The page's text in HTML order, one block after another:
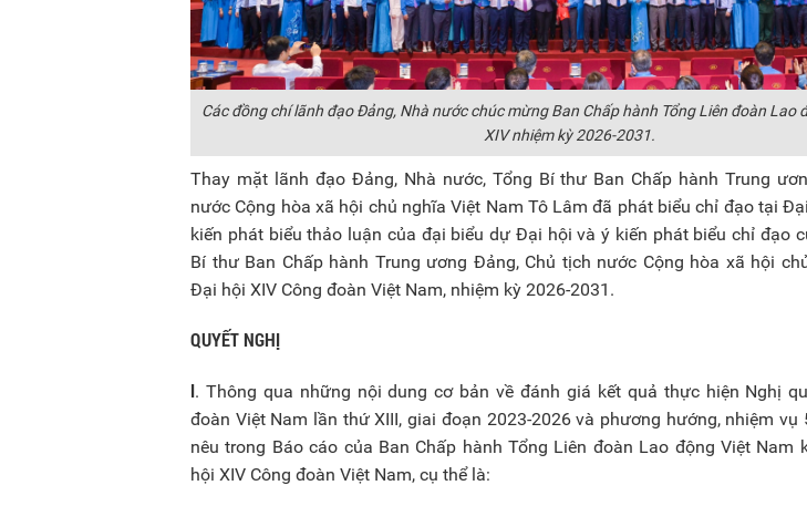
Các đồng chí lãnh đạo Đảng, Nhà nước chúc mừng Ban Chấp hành Tổng Liên đoàn Lao
XIV nhiệm kỳ 2026-2031.
Thay mặt lãnh đạo Đảng, Nhà nước, Tổng Bí thư Ban Chấp hành Trung
nước Cộng hòa xã hội chủ nghĩa Việt Nam Tô Lâm đã phát biểu chỉ đạo tại
kiến phát biểu thảo luận của đại biểu dự Đại hội và ý kiến phát biểu chỉ đạo
Bí thư Ban Chấp hành Trung ương Đảng, Chủ tịch nước Cộng hòa xã hội
Đại hội XIV Công đoàn Việt Nam, nhiệm kỳ 2026-2031.
QUYẾT NGHỊ
I. Thông qua những nội dung cơ bản về đánh giá kết quả thực hiện Nghị
đoàn Việt Nam lần thứ XIII, giai đoạn 2023-2026 và phương hướng, nhiệm vụ
nêu trong Báo cáo của Ban Chấp hành Tổng Liên đoàn Lao động Việt Nam
hội XIV Công đoàn Việt Nam, cụ thể là: